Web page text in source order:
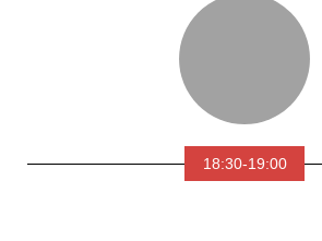
18:30-19:00